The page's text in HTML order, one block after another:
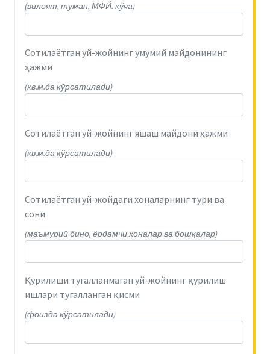
(вилоят, туман, МФЙ. кўча)
Сотилаётган уй-жойнинг умумий майдонининг
ҳажми
(кв.м.да кўрсатилади)
Сотилаётган уй-жойнинг яшаш майдони ҳажми
(кв.м.да кўрсатилади)
Сотилаётган уй-жойдаги хоналарнинг тури ва
сони
(маъмурий бино, ёрдамчи хоналар ва бошқалар)
Қурилиши тугалланмаган уй-жойнинг қурилиш
ишлари тугалланган қисми
(фоизда кўрсатилади)